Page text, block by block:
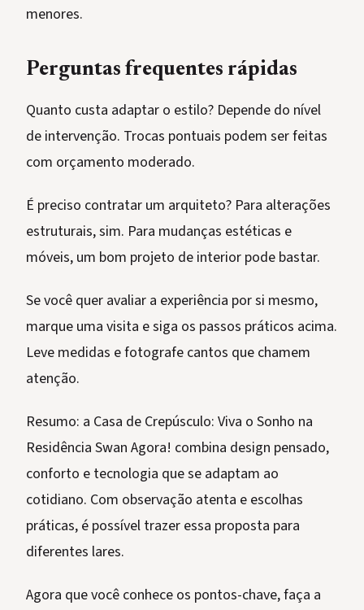
menores.
Perguntas frequentes rápidas
Quanto custa adaptar o estilo? Depende do nível
de intervenção. Trocas pontuais podem ser feitas
com orçamento moderado.
É preciso contratar um arquiteto? Para alterações
estruturais, sim. Para mudanças estéticas e
móveis, um bom projeto de interior pode bastar.
Se você quer avaliar a experiência por si mesmo,
marque uma visita e siga os passos práticos acima.
Leve medidas e fotografe cantos que chamem
atenção.
Resumo: a Casa de Crepúsculo: Viva o Sonho na
Residência Swan Agora! combina design pensado,
conforto e tecnologia que se adaptam ao
cotidiano. Com observação atenta e escolhas
práticas, é possível trazer essa proposta para
diferentes lares.
Agora que você conhece os pontos-chave, faça a